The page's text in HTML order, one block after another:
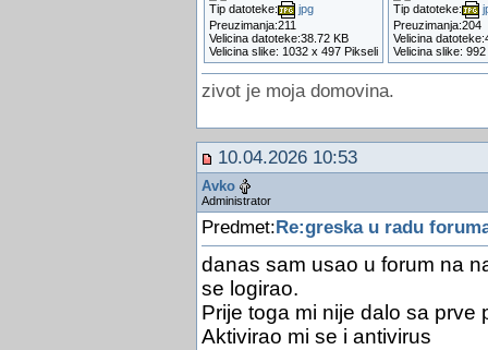
Tip datoteke:
jpg
Preuzimanja:211
Velicina datoteke:38.72 KB
Velicina slike: 1032 x 497 Pikseli
Tip datoteke:
Preuzimanja:204
Velicina
Velicina slike:
zivot je moja domovina.
10.04.2026 10:53
Avko
Administrator
Predmet: Re:greska u radu
danas sam usao u forum na
se logirao.
Prije toga mi nije dalo sa prve
Aktivirao mi se i antivirus